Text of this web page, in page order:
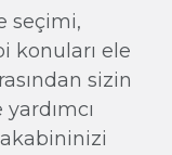
seçimi,
konuları ele
sizin